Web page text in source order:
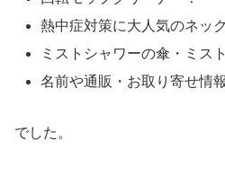
熱中症対策に大人気のネッ
ミストシャワーの傘・ミス
名前や通販・お取り寄せ情
でした。